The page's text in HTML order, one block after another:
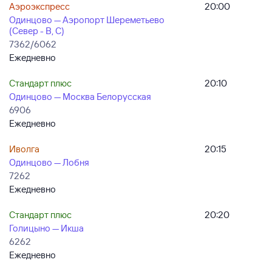
Аэроэкспресс
Одинцово — Аэропорт Шереметьево
(Север - B, C)
7362/6062
Ежедневно
20:00
Стандарт плюс
Одинцово — Москва Белорусская
6906
Ежедневно
20:10
Иволга
Одинцово — Лобня
7262
Ежедневно
20:15
Стандарт плюс
Голицыно — Икша
6262
Ежедневно
20:20